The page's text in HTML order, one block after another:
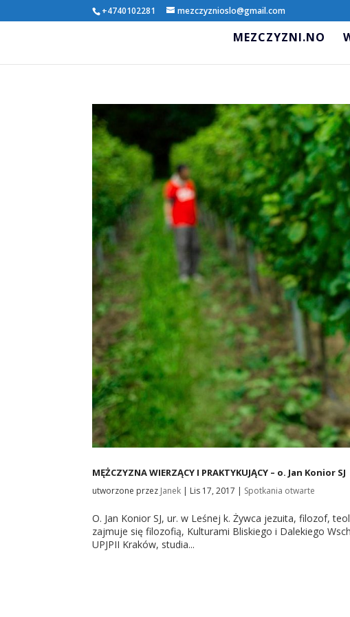
+4740102281 mezczyznioslo@gmail.com
MEZCZYZNI.NO
MĘŻCZYZNA WIERZĄCY I PRAKTYKUJĄCY – o. Jan Konior SJ
utworzone przez Janek | Lis 17, 2017 | Spotkania otwarte
O. Jan Konior SJ, ur. w Leśnej k. Żywca jezuita, filozof,
zajmuje się filozofią, Kulturami Bliskiego i Dalekiego
UPJPII Kraków, studia...